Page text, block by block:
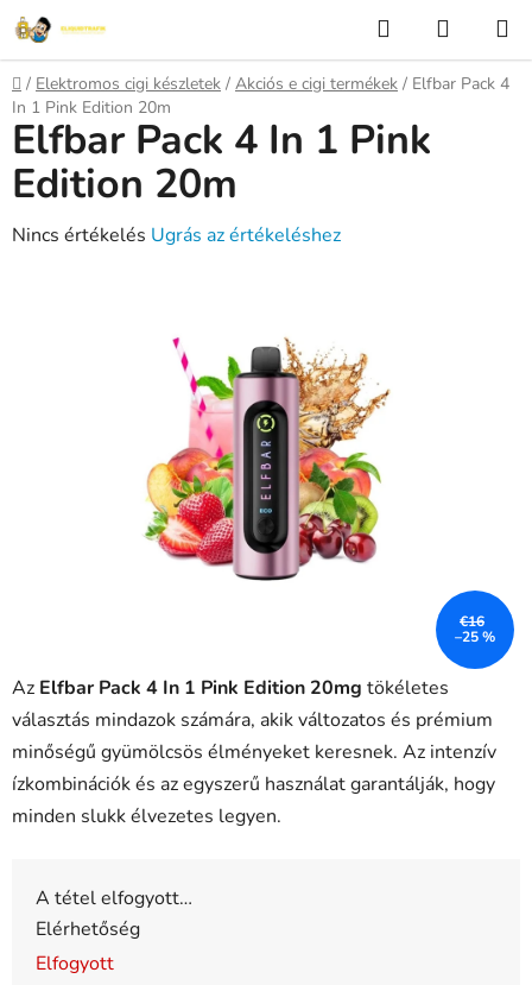
Ugrás
fő
tartalomhoz
KeresésKOSÁR
Kezdőlap
/ Elektromos cigi készletek / Akciós e cigi termékek / Elfbar Pack 4
In 1 Pink Edition 20m
Az Elfbar Pack 4 In 1 Pink Edition 20mg tökéletes
választás mindazok számára, akik változatos és prémium
minőségű gyümölcsös élményeket keresnek. Az intenzív
ízkombinációk és az egyszerű használat garantálják, hogy
minden slukk élvezetes legyen.
A tétel elfogyott…
Elérhetőség
Elfogyott
Elfbar Pack 4 In 1 Pink
Edition 20m
A
Nincs értékelés Ugrás az értékeléshez
€16
–25 %